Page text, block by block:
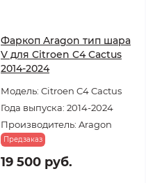
Фаркоп Aragon тип шара
V для Citroen C4 Cactus
2014-2024
Модель: Citroen C4 Cactus
Года выпуска: 2014-2024
Производитель: Aragon
Предзаказ
19 500 руб.